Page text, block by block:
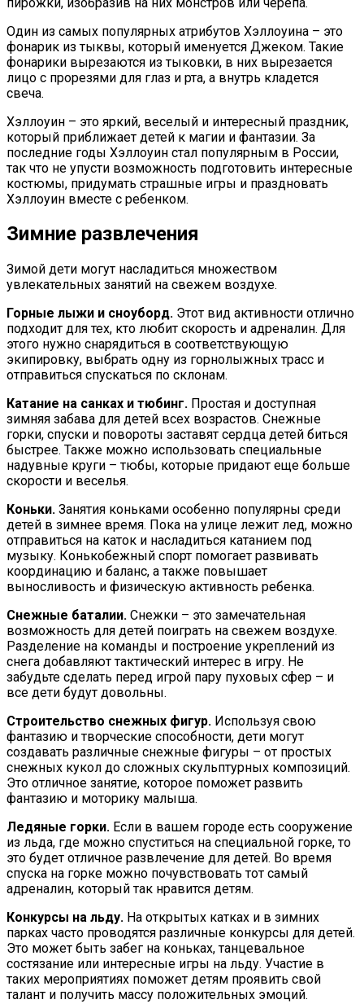
Один из самых популярных атрибутов Хэллоуина – это
фонарик из тыквы, который именуется Джеком. Такие
фонарики вырезаются из тыковки, в них вырезается
лицо с прорезями для глаз и рта, а внутрь кладется
свеча.
Хэллоуин – это яркий, веселый и интересный праздник,
который приближает детей к магии и фантазии. За
последние годы Хэллоуин стал популярным в России,
так что не упусти возможность подготовить интересные
костюмы, придумать страшные игры и праздновать
Хэллоуин вместе с ребенком.
Зимние развлечения
Зимой дети могут насладиться множеством
увлекательных занятий на свежем воздухе.
Горные лыжи и сноуборд. Этот вид активности отлично
подходит для тех, кто любит скорость и адреналин. Для
этого нужно снарядиться в соответствующую
экипировку, выбрать одну из горнолыжных трасс и
отправиться спускаться по склонам.
Катание на санках и тюбинг. Простая и доступная
зимняя забава для детей всех возрастов. Снежные
горки, спуски и повороты заставят сердца детей биться
быстрее. Также можно использовать специальные
надувные круги – тюбы, которые придают еще больше
скорости и веселья.
Коньки. Занятия коньками особенно популярны среди
детей в зимнее время. Пока на улице лежит лед, можно
отправиться на каток и насладиться катанием под
музыку. Конькобежный спорт помогает развивать
координацию и баланс, а также повышает
выносливость и физическую активность ребенка.
Снежные баталии. Снежки – это замечательная
возможность для детей поиграть на свежем воздухе.
Разделение на команды и построение укреплений из
снега добавляют тактический интерес в игру. Не
забудьте сделать перед игрой пару пуховых сфер – и
все дети будут довольны.
Строительство снежных фигур. Используя свою
фантазию и творческие способности, дети могут
создавать различные снежные фигуры – от простых
снежных кукол до сложных скульптурных композиций.
Это отличное занятие, которое поможет развить
фантазию и моторику малыша.
Ледяные горки. Если в вашем городе есть сооружение
из льда, где можно спуститься на специальной горке, то
это будет отличное развлечение для детей. Во время
спуска на горке можно почувствовать тот самый
адреналин, который так нравится детям.
Конкурсы на льду. На открытых катках и в зимних
парках часто проводятся различные конкурсы для детей.
Это может быть забег на коньках, танцевальное
состязание или интересные игры на льду. Участие в
таких мероприятиях поможет детям проявить свой
талант и получить массу положительных эмоций.